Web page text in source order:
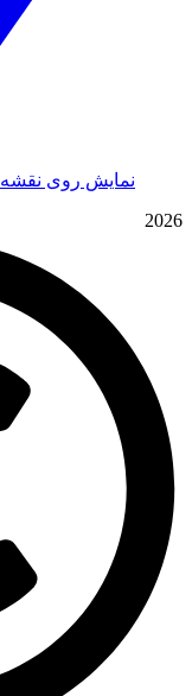
نمایش روی نقشه
2026